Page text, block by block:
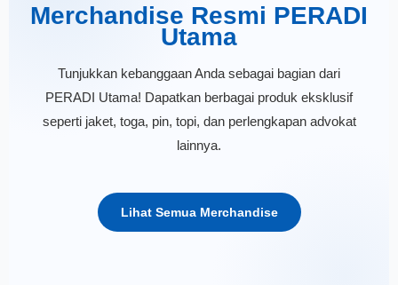
Merchandise Resmi PERADI
Utama
Tunjukkan kebanggaan Anda sebagai bagian dari
PERADI Utama! Dapatkan berbagai produk eksklusif
seperti jaket, toga, pin, topi, dan perlengkapan advokat
lainnya.
Lihat Semua Merchandise